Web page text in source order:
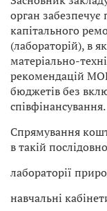
орган
капітального
(лабораторій), в
матеріально-
рекомендацій
бюджетів без
співфінансування.
Спрямування
в такій
лабораторії
навчальні